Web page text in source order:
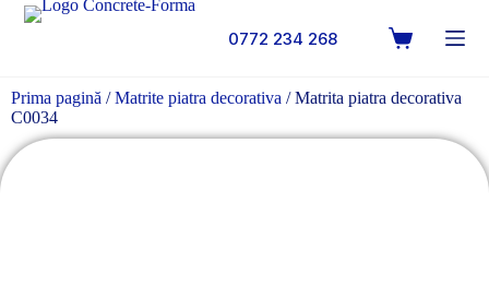
0772 234 268
Prima pagină /Matrite piatra decorativa / Matrita piatra decorativa
C0034